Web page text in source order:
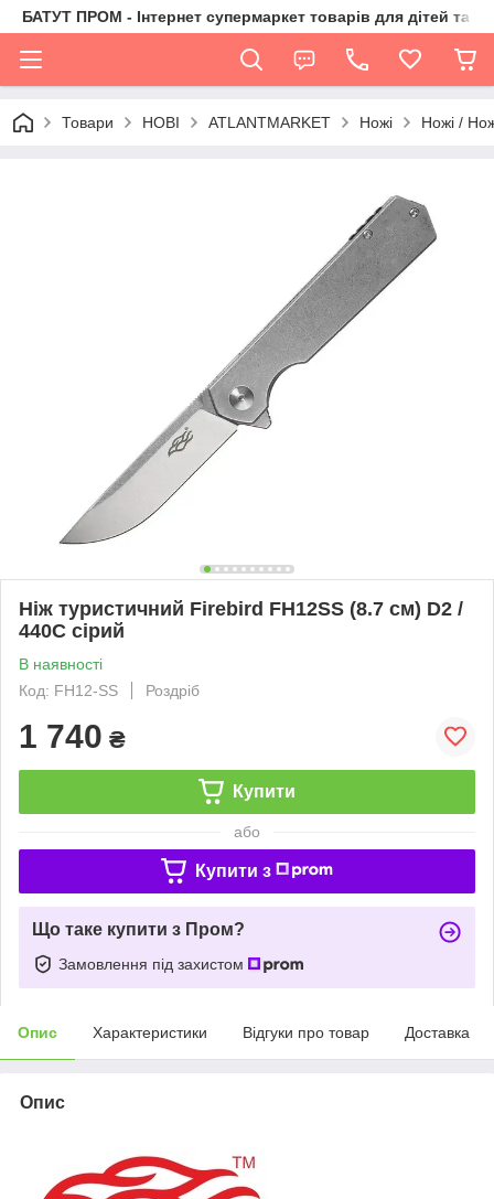
БАТУТ ПРОМ - Інтернет супермаркет товарів для дітей та їх
Товари НОВІ ATLANTMARKET Ножі Ножі /
Ніж туристичний Firebird FH12SS (8.7 см) D2 /
440C сірий
В наявності
Код: FH12-SS
Роздріб
1 740 ₴
Купити
або
Купити з
Що таке купити з Пром?
Замовлення під захистом
Опис Характеристики Відгуки про товар Доставка
Опис